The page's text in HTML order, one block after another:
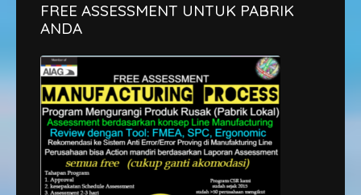
FREE ASSESSMENT UNTUK PABRIK
ANDA